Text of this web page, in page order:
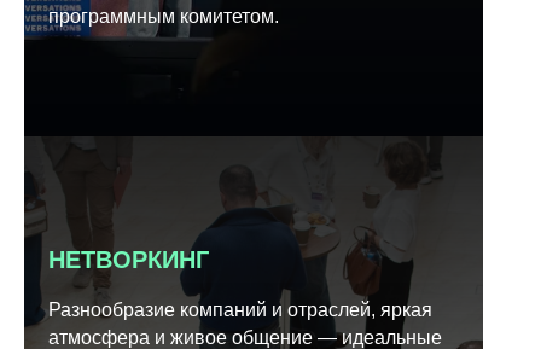
программным комитетом.
НЕТВОРКИНГ
Разнообразие компаний и отраслей, яркая
атмосфера и живое общение — идеальные